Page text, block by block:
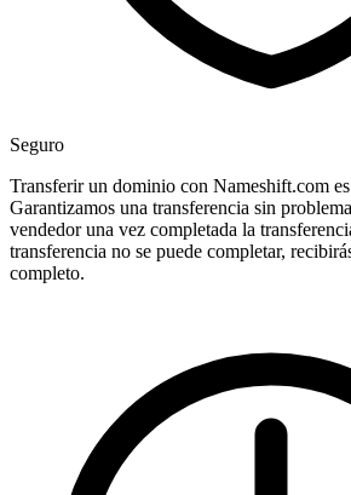
Seguro
Transferir un dominio con Nameshift.com
Garantizamos una transferencia sin
vendedor una vez completada la
transferencia no se puede completar,
completo.